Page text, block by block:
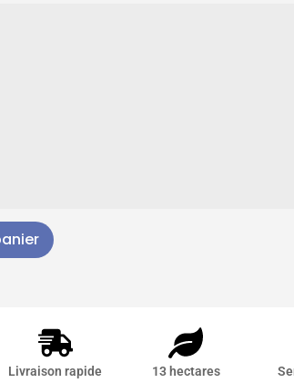
Livraison rapide 13 hectares